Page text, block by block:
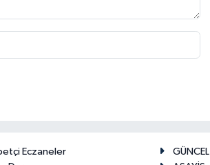
Eczaneler
GÜNCEL